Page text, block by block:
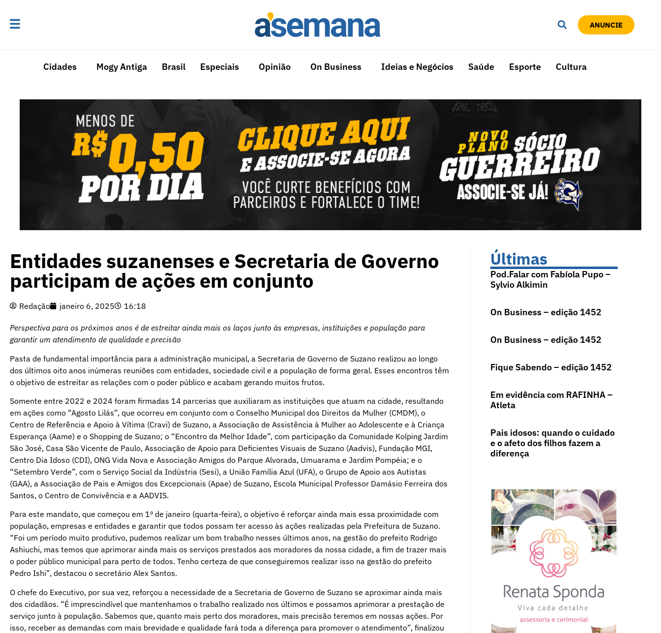
ANUNCIE
Cidades Mogy Antiga Brasil Especiais Opinião On Business Ideias e Negócios Saúde Esporte Cultura
Entidades suzanenses e Secretaria de Governo
participam de ações em conjunto
Redação janeiro 6, 2025 16:18
Perspectiva para os próximos anos é de estreitar ainda mais os laços junto às empresas, instituições e população para
garantir um atendimento de qualidade e precisão
Pasta de fundamental importância para a administração municipal, a Secretaria de Governo de Suzano realizou ao longo
dos últimos oito anos inúmeras reuniões com entidades, sociedade civil e a população de forma geral. Esses encontros têm
o objetivo de estreitar as relações com o poder público e acabam gerando muitos frutos.
Somente entre 2022 e 2024 foram firmadas 14 parcerias que auxiliaram as instituições que atuam na cidade, resultando
em ações como “Agosto Lilás”, que ocorreu em conjunto com o Conselho Municipal dos Direitos da Mulher (CMDM), o
Centro de Referência e Apoio à Vítima (Cravi) de Suzano, a Associação de Assistência à Mulher ao Adolescente e à Criança
Esperança (Aame) e o Shopping de Suzano; o “Encontro da Melhor Idade”, com participação da Comunidade Kolping Jardim
São José, Casa São Vicente de Paulo, Associação de Apoio para Deficientes Visuais de Suzano (Aadvis), Fundação MGI,
Centro Dia Idoso (CDI), ONG Vida Nova e Associação Amigos do Parque Alvorada, Umuarama e Jardim Pompéia; e o
“Setembro Verde”, com o Serviço Social da Indústria (Sesi), a União Família Azul (UFA), o Grupo de Apoio aos Autistas
(GAA), a Associação de Pais e Amigos dos Excepcionais (Apae) de Suzano, Escola Municipal Professor Damásio Ferreira dos
Santos, o Centro de Convivência e a AADVIS.
Para este mandato, que começou em 1º de janeiro (quarta-feira), o objetivo é reforçar ainda mais essa proximidade com
população, empresas e entidades e garantir que todos possam ter acesso às ações realizadas pela Prefeitura de Suzano.
“Foi um período muito produtivo, pudemos realizar um bom trabalho nesses últimos anos, na gestão do prefeito Rodrigo
Ashiuchi, mas temos que aprimorar ainda mais os serviços prestados aos moradores da nossa cidade, a fim de trazer mais
o poder público municipal para perto de todos. Tenho certeza de que conseguiremos realizar isso na gestão do prefeito
Pedro Ishi”, destacou o secretário Alex Santos.
O chefe do Executivo, por sua vez, reforçou a necessidade de a Secretaria de Governo de Suzano se aproximar ainda mais
dos cidadãos. “É imprescindível que mantenhamos o trabalho realizado nos últimos e possamos aprimorar a prestação de
serviço junto à população. Sabemos que, quanto mais perto dos moradores, mais precisão teremos em nossas ações. Por
isso, receber as demandas com mais brevidade e qualidade fará toda a diferença para promover o atendimento”, finalizou
Últimas
Pod.Falar com Fabíola Pupo –
Sylvio Alkimin
On Business – edição 1452
On Business – edição 1452
Fique Sabendo – edição 1452
Em evidência com RAFINHA –
Atleta
Pais idosos: quando o cuidado
e o afeto dos filhos fazem a
diferença